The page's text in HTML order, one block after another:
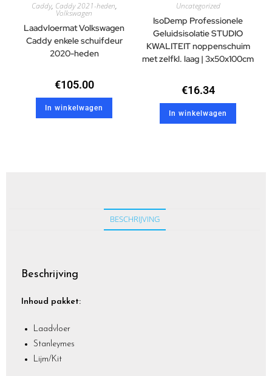
Caddy, Caddy 2021-heden,
Volkswagen
Laadvloermat Volkswagen
Caddy enkele schuifdeur
2020-heden
€105.00
In winkelwagen
Uncategorized
IsoDemp Professionele
Geluidsisolatie STUDIO
KWALITEIT noppenschuim
met zelfkl. laag | 3x50x100cm
€16.34
In winkelwagen
BESCHRIJVING
Beschrijving
Inhoud pakket:
Laadvloer
Stanleymes
Lijm/Kit